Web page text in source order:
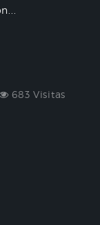
683 Visitas